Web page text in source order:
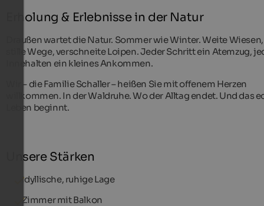
Erholung & Erlebnisse in der Natur
Draußen wartet die Natur. Sommer wie Winter. Weite Wiesen,
stille Wege, verschneite Loipen. Jeder Schritt ein Atemzug,
Innehalten ein kleines Ankommen.
Wir – die Familie Schaller – heißen Sie mit offenem Herzen
willkommen. In der Waldruhe. Wo der Alltag endet. Und das
Leben beginnt.
Unsere Stärken
Idyllische, ruhige Lage
Zimmer mit Balkon